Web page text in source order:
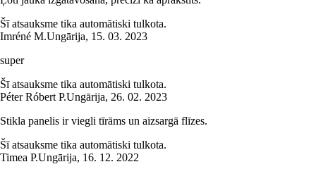
Šī atsauksme tika automātiski tulkota.
Imréné M.Ungārija, 15. 03. 2023
super
Šī atsauksme tika automātiski tulkota.
Péter Róbert P.Ungārija, 26. 02. 2023
Stikla panelis ir viegli tīrāms un aizsargā flīzes.
Šī atsauksme tika automātiski tulkota.
Timea P.Ungārija, 16. 12. 2022